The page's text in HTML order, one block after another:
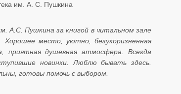
им. А. С. Пушкина
А.С. Пушкина за книгой в читальном зале
место, уютно, безукоризненная
приятная душевная атмосфера. Всегда
новинки. Люблю бывать здесь.
готовы помочь с выбором.